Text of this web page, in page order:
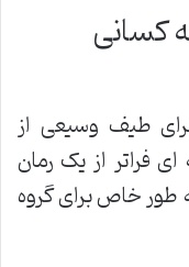
کسانی
طیف وسیعی از
فراتر از یک رمان
خاص برای گروه